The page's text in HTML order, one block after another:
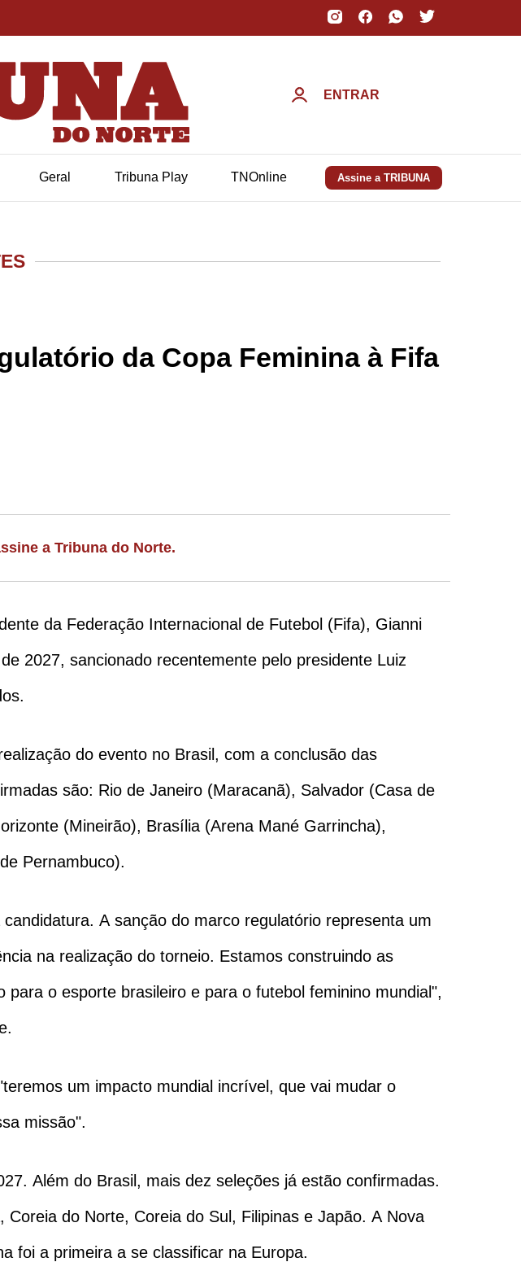
ENTRAR
Geral Tribuna Play TNOnline Assine a TRIBUNA
da Copa Feminina à Fifa
a Tribuna do Norte.
da Federação Internacional de Futebol (Fifa), Gianni
2027, sancionado recentemente pelo presidente Luiz
do evento no Brasil, com a conclusão das
são: Rio de Janeiro (Maracanã), Salvador (Casa de
(Mineirão), Brasília (Arena Mané Garrincha),
Pernambuco).
A sanção do marco regulatório representa um
na realização do torneio. Estamos construindo as
o esporte brasileiro e para o futebol feminino mundial",
um impacto mundial incrível, que vai mudar o
missão".
Além do Brasil, mais dez seleções já estão confirmadas.
do Norte, Coreia do Sul, Filipinas e Japão. A Nova
foi a primeira a se classificar na Europa.